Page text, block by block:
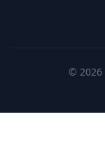
© 2026